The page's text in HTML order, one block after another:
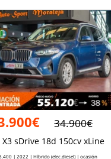
34.900€
X3 sDrive 18d 150cv xLine
| 2022 | Híbrido (elec.diesel) | ocasión